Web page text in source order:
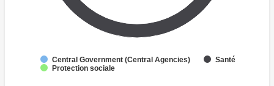
Central Government (Central Agencies)
Santé
Protection sociale